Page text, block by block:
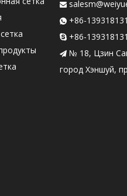

+86-
+86-
№ 18, Цзин
город Хэншуй,